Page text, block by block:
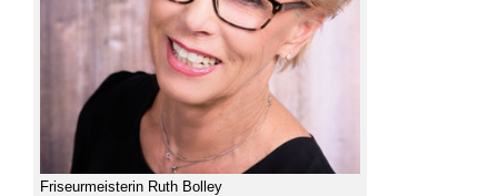
Friseurmeisterin Ruth Bolley